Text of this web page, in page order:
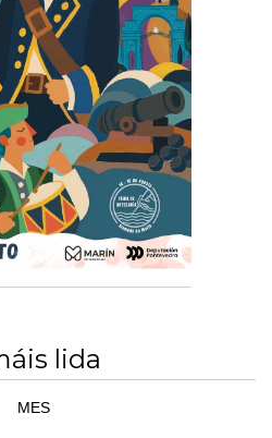
lida
MES